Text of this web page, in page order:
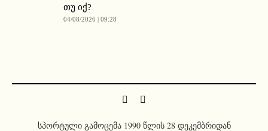
თუ იქ?
04/08/2026 | 09:28
სპორტული გამოცემა 1990 წლის 28 დეკემბრიდან